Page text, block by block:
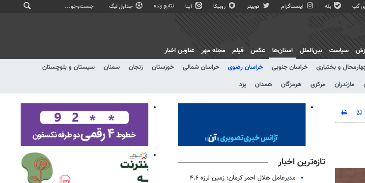
گپ بله اینستاگرام توییتر روبیکا ایتا نتایج زنده جداول لیگ
سیاست بین‌الملل
استان‌ها
و بختیاری خراسان جنوبی خراسان رضوی خراسان شمالی خوزستان زنجان سمنان
سیستان و بلوچستان
مازندران مرکزی هرمزگان همدان یزد
عکس فیلم مجله مهر عناوین اخبار
تازه‌ترین اخبار
مدیرعامل هلال احمر کرمان: زمین لرزه ۴.۶